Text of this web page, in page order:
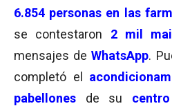
6.854 personas en las
se contestaron 2 mil
mensajes de WhatsApp.
completó el
pabellones
de su